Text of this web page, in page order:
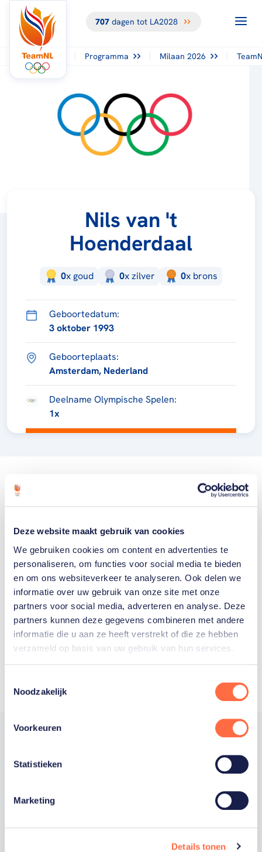
Deze website maakt gebruik van cookies
We gebruiken cookies om content en advertenties te
personaliseren, om functies voor social media te bieden
en om ons websiteverkeer te analyseren. Ook delen we
informatie over uw gebruik van onze site met onze
partners voor social media, adverteren en analyse. Deze
partners kunnen deze gegevens combineren met andere
informatie die u aan ze heeft verstrekt of die ze hebben
verzameld op basis van uw gebruik van hun services.
Noodzakelijk
Voorkeuren
Statistieken
Marketing
Details tonen
707dagen tot LA2028
Programma Milaan 2026
Nils van 't
Hoenderdaal
0x goud 0xzilver 0x brons
Geboortedatum:
3 oktober 1993
Geboorteplaats:
Amsterdam, Nederland
Deelname Olympische Spelen:
1x
Welke Nederlanders hebben er
ooit meegedaan aan de
Olympische Spelen?
Trotse hoofdsponsor